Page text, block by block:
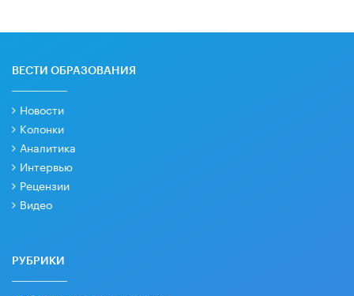
ВЕСТИ ОБРАЗОВАНИЯ
Новости
Колонки
Аналитика
Интервью
Рецензии
Видео
РУБРИКИ